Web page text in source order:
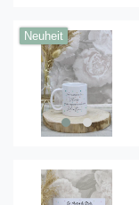
Neuheit